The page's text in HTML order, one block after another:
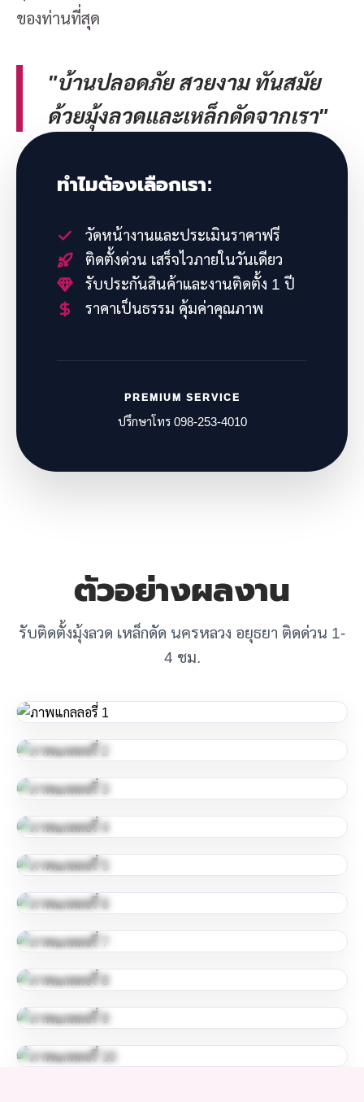
ของท่านที่สุด
"บ้านปลอดภัย สวยงาม ทันสมัย
ด้วยมุ้งลวดและเหล็กดัดจากเรา"
ทำไมต้องเลือกเรา:
วัดหน้างานและประเมินราคาฟรี
ติดตั้งด่วน เสร็จไวภายในวันเดียว
รับประกันสินค้าและงานติดตั้ง 1 ปี
ราคาเป็นธรรม คุ้มค่าคุณภาพ
PREMIUM SERVICE
ปรึกษาโทร 098-253-4010
ตัวอย่างผลงาน
รับติดตั้งมุ้งลวด เหล็กดัด นครหลวง อยุธยา ติดด่วน 1-
4 ชม.